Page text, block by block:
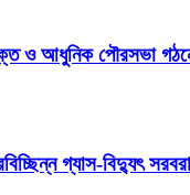
ও আধুনিক পৌরসভা
গ্যাস-বিদ্যুৎ